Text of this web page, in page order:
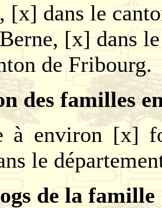
[x] dans le
[x] dans
de Fribourg.
des familles
à environ [x]
le
de la famille